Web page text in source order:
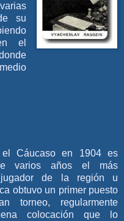
su
el
Cáucaso en 1904 es
varios años el más
jugador de la región u
obtuvo un primer puesto
torneo, regularmente
colocación que lo